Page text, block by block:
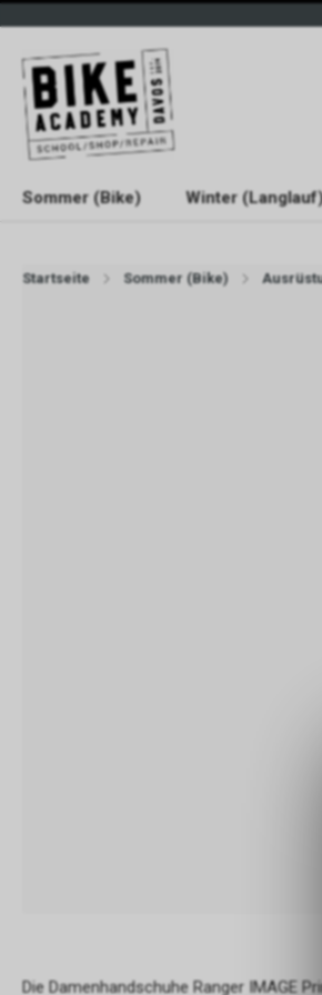
Sommer (Bike) Winter
Startseite Sommer (Bike)
Die Damenhandschuhe Ranger IMAGE